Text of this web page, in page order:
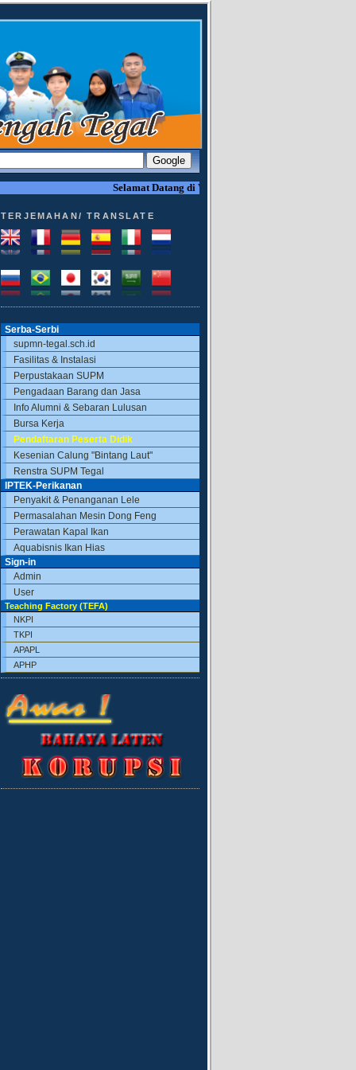
Selamat Datang di Website SUPM Tegal
TERJEMAHAN/ TRANSLATE
Serba-Serbi
supmn-tegal.sch.id
Fasilitas & Instalasi
Perpustakaan SUPM
Pengadaan Barang dan Jasa
Info Alumni & Sebaran Lulusan
Bursa Kerja
Pendaftaran Peserta Didik
Kesenian Calung "Bintang Laut"
Renstra SUPM Tegal
IPTEK-Perikanan
Penyakit & Penanganan Lele
Permasalahan Mesin Dong Feng
Perawatan Kapal Ikan
Aquabisnis Ikan Hias
Sign-in
Admin
User
Teaching Factory (TEFA)
NKPI
TKPI
APAPL
APHP